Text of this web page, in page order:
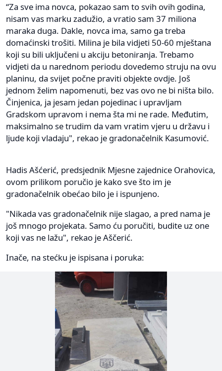
“Za sve ima novca, pokazao sam to svih ovih godina,
nisam vas marku zadužio, a vratio sam 37 miliona
maraka duga. Dakle, novca ima, samo ga treba
domaćinski trošiti. Milina je bila vidjeti 50-60 mještana
koji su bili uključeni u akciju betoniranja. Trebamo
vidjeti da u narednom periodu dovedemo struju na ovu
planinu, da svijet počne praviti objekte ovdje. Još
jednom želim napomenuti, bez vas ovo ne bi ništa bilo.
Činjenica, ja jesam jedan pojedinac i upravljam
Gradskom upravom i nema šta mi ne rade. Međutim,
maksimalno se trudim da vam vratim vjeru u državu i
ljude koji vladaju", rekao je gradonačelnik Kasumović.
Hadis Ašćerić, predsjednik Mjesne zajednice Orahovica,
ovom prilikom poručio je kako sve što im je
gradonačelnik obećao bilo je i ispunjeno.
"Nikada vas gradonačelnik nije slagao, a pred nama je
još mnogo projekata. Samo ću poručiti, budite uz one
koji vas ne lažu", rekao je Aščerić.
Inače, na stećku je ispisana i poruka: